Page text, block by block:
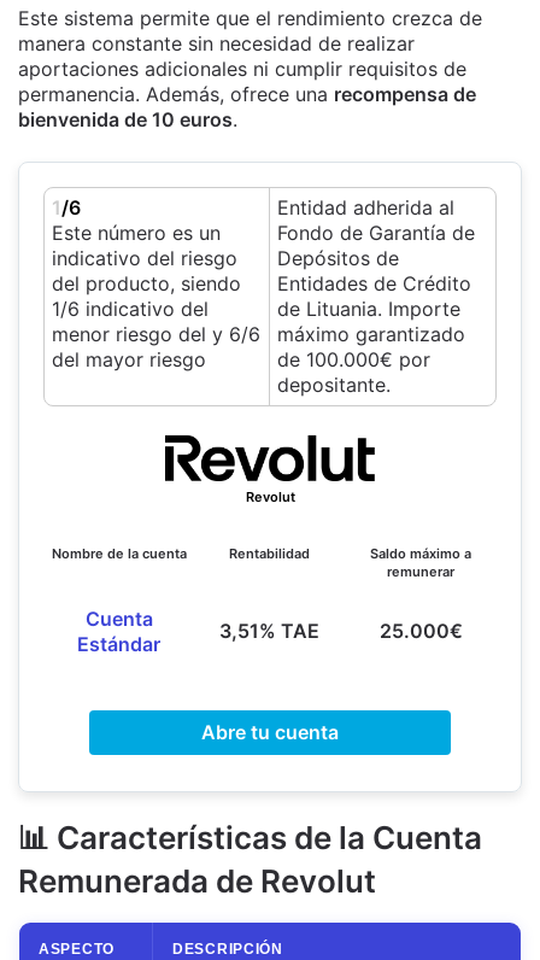
Este sistema permite que el rendimiento crezca de
manera constante sin necesidad de realizar
aportaciones adicionales ni cumplir requisitos de
permanencia. Además, ofrece una recompensa de
bienvenida de 10 euros.
1/6
Este número es un
indicativo del riesgo
del producto, siendo
1/6 indicativo del
menor riesgo del y 6/6
del mayor riesgo
Entidad adherida al
Fondo de Garantía de
Depósitos de
Entidades de Crédito
de Lituania. Importe
máximo garantizado
de 100.000€ por
depositante.
Revolut
Nombre de la cuenta
Cuenta
Estándar
Rentabilidad
3,51% TAE
Saldo máximo a
remunerar
25.000€
Abre tu cuenta
📊 Características de la Cuenta
Remunerada de Revolut
ASPECTO DESCRIPCIÓN